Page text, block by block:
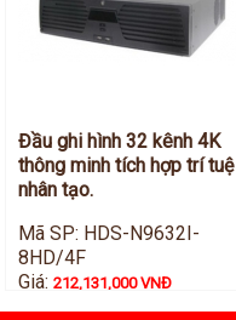
Hướng dẫn sử dụng
Tài liệu kỹ thuật
Đầu ghi hình 32 kênh 4K
thông minh tích hợp trí tuệ
nhân tạo.
Mã SP: HDS-N9632I-
8HD/4F
Giá:212,131,000 VNĐ